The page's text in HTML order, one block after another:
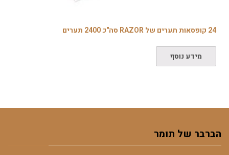
24 קופסאות תערים של RAZOR סה"כ 2400 תערים
מידע נוסף
הברבר של תומר